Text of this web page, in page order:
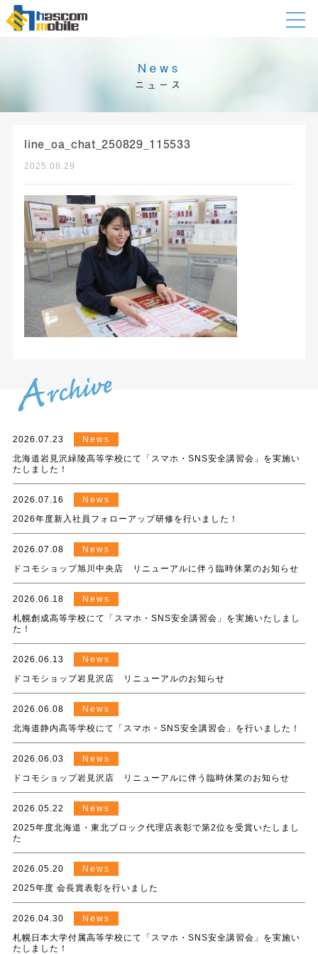
News
ニュース
line_oa_chat_250829_115533
2025.08.29
2026.07.23
News
北海道岩見沢緑陵高等学校にて「スマホ・SNS安全講習会」を実施い
たしました！
2026.07.16
News
2026年度新入社員フォローアップ研修を行いました！
2026.07.08
News
ドコモショップ旭川中央店 リニューアルに伴う臨時休業のお知らせ
2026.06.18
News
札幌創成高等学校にて「スマホ・SNS安全講習会」を実施いたしまし
た！
2026.06.13
News
ドコモショップ岩見沢店 リニューアルのお知らせ
2026.06.08
News
北海道静内高等学校にて「スマホ・SNS安全講習会」を行いました！
2026.06.03
News
ドコモショップ岩見沢店 リニューアルに伴う臨時休業のお知らせ
2026.05.22
News
2025年度北海道・東北ブロック代理店表彰で第2位を受賞いたしまし
た
2026.05.20
News
2025年度 会長賞表彰を行いました
2026.04.30
News
札幌日本大学付属高等学校にて「スマホ・SNS安全講習会」を実施い
たしました！